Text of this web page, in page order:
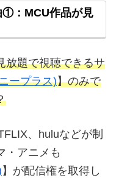
①：MCU作品が見
放題で視聴できるサ
ープラス)】のみで
、huluなどが制
・アニメも
】が配信権を取得し